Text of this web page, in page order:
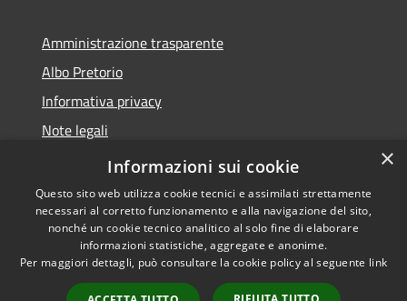
Amministrazione trasparente
Albo Pretorio
Informativa privacy
Note legali
Dichiarazione di accessibilità
Accessibilità
Copyright © 2026 • Comune di
Loano • Powered by
Municipium• Accesso
×
Informazioni sui cookie
Questo sito web utilizza cookie tecnici e assimilati strettamente
necessari al corretto funzionamento e alla navigazione del sito,
nonché un cookie tecnico analitico al solo fine di elaborare
informazioni statistiche, aggregate e anonime.
Per maggiori dettagli, può consultare la cookie policy al seguente link